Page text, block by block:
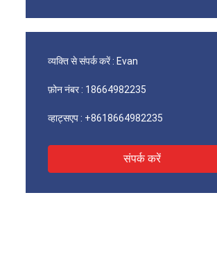
व्यक्ति से संपर्क करें : Evan
फ़ोन नंबर : 18664982235
व्हाट्सएप : +8618664982235
संपर्क करें